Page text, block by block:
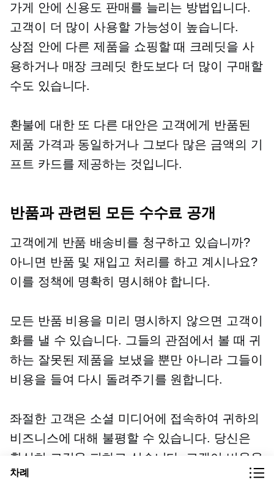
가게 안에 신용도 판매를 늘리는 방법입니다.
고객이 더 많이 사용할 가능성이 높습니다.
상점 안에 다른 제품을 쇼핑할 때 크레딧을 사
용하거나 매장 크레딧 한도보다 더 많이 구매할
수도 있습니다.
환불에 대한 또 다른 대안은 고객에게 반품된
제품 가격과 동일하거나 그보다 많은 금액의 기
프트 카드를 제공하는 것입니다.
반품과 관련된 모든 수수료 공개
고객에게 반품 배송비를 청구하고 있습니까?
아니면 반품 및 재입고 처리를 하고 계시나요?
이를 정책에 명확히 명시해야 합니다.
모든 반품 비용을 미리 명시하지 않으면 고객이
화를 낼 수 있습니다. 그들의 관점에서 볼 때 귀
하는 잘못된 제품을 보냈을 뿐만 아니라 그들이
비용을 들여 다시 돌려주기를 원합니다.
좌절한 고객은 소셜 미디어에 접속하여 귀하의
비즈니스에 대해 불평할 수 있습니다. 당신은
확실히 그것을 피하고 싶습니다. 고객이 비용을
지불할 것으로 예상되는 경우와 그렇지 않은 경
차례